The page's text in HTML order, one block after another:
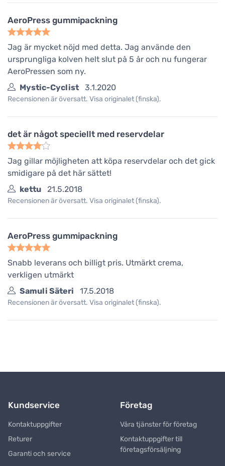
AeroPress gummipackning
Jag är mycket nöjd med detta. Jag använde den
ursprungliga kolven helt slut på 5 år och nu fungerar
AeroPressen som ny.
Mystic-Cyclist
3.1.2020
Recensionen är översatt. Visa originalet (finska).
det är något speciellt med reservdelar
Jag gillar möjligheten att köpa reservdelar och det gick
smidigare på det här sättet!
kettu
21.5.2018
Recensionen är översatt. Visa originalet (finska).
AeroPress gummipackning
Snabb leverans och billigt pris. Utmärkt crema,
verkligen utmärkt
Samuli Säteri
17.5.2018
Recensionen är översatt. Visa originalet (finska).
Kundservice
Kontaktuppgifter
Returer
Garanti och service
Företag
Våra tjänster för företag
Kontaktuppgifter till
företagsförsäljning